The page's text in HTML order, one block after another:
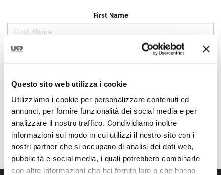
Questo sito web utilizza i cookie
Utilizziamo i cookie per personalizzare contenuti ed
annunci, per fornire funzionalità dei social media e per
analizzare il nostro traffico. Condividiamo inoltre
informazioni sul modo in cui utilizzi il nostro sito con i
nostri partner che si occupano di analisi dei dati web,
pubblicità e social media, i quali potrebbero combinarle
con altre informazioni che hai fornito loro o che hanno